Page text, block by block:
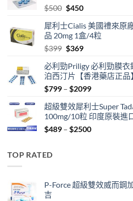
$500 Original
was:
$500.
$450Current
is:
$450.
犀利士Cialis 美國禮來原
品 20mg 1盒/4粒
$399 Original
was:
$399.
$369Current
is:
$369.
必利勁Priligy 必利勁膜衣
泊西汀片【香港藥店正品
$799 – $2099Price
$799
through
$2099
超級雙效犀利士Super
100mg/10粒 印度原裝進
$489 – $2500Price
TOP RATED
P-Force 超級雙效威而鋼
吉